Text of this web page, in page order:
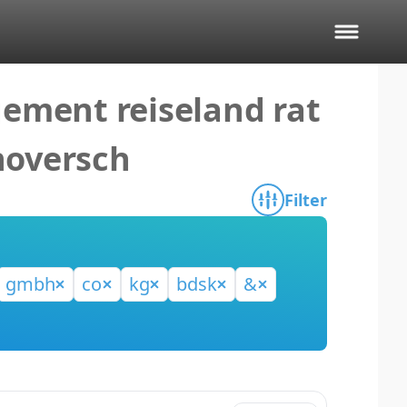
reiseland rat
Filter
gmbh co kg bdsk
&